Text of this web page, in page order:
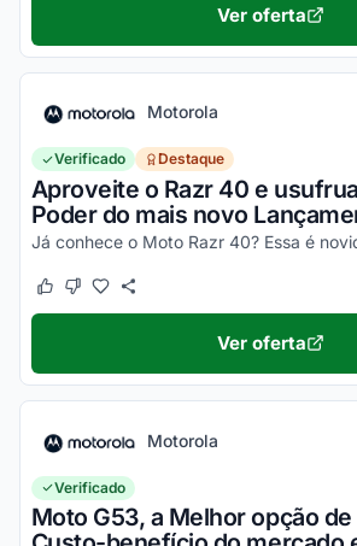
Ver oferta
Motorola
Verificado Destaque
Aproveite o Razr 40 e
Poder do mais novo
Este cupom funcionou
Este cupom não funcionou
Ver oferta
Motorola
Verificado
Moto G53, a Melhor opção